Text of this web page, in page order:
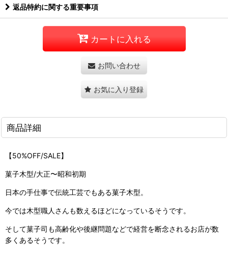
返品特約に関する重要事項
カートに入れる
お問い合わせ
お気に入り登録
商品詳細
【50%OFF/SALE】
菓子木型/大正〜昭和初期
日本の手仕事で伝統工芸でもある菓子木型。
今では木型職人さんも数えるほどになっているそうです。
そして菓子司も高齢化や後継問題などで経営を断念されるお店が数
多くあるそうです。